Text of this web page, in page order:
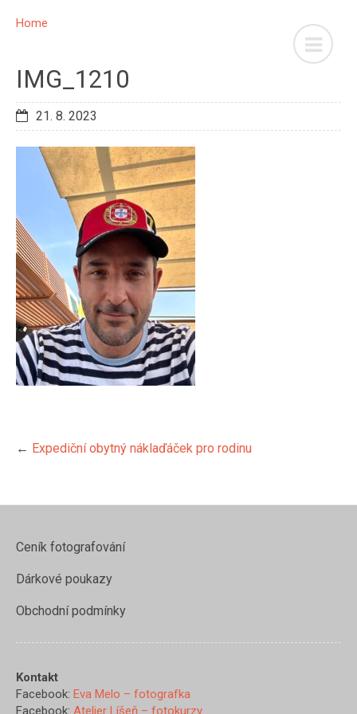
Home
IMG_1210
21. 8. 2023
← Expediční obytný náklaďáček pro rodinu
Ceník fotografování
Dárkové poukazy
Obchodní podmínky
Kontakt
Facebook: Eva Melo – fotografka
Facebook: Atelier Líšeň – fotokurzy
expedicni-
rodinu/img_1210">